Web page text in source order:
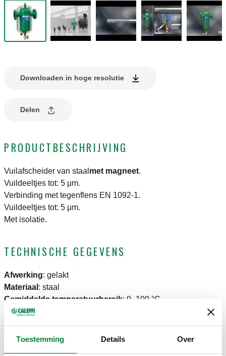
Toestemming Details Over
Downloaden in hoge resolutie
Delen
PRODUCTBESCHRIJVING
Vuilafscheider van staal met magneet.
Vuildeeltjes tot: 5 μm.
Verbinding met tegenflens EN 1092-1.
Vuildeeltjes tot: 5 μm.
Met isolatie.
TECHNISCHE GEGEVENS
Afwerking: gelakt
Materiaal : staal
Gemiddelde temperatuurbereik: 0–100 °C
Maximale bedrijfsdruk
TEKENINGEN EN SPECIFICATIES